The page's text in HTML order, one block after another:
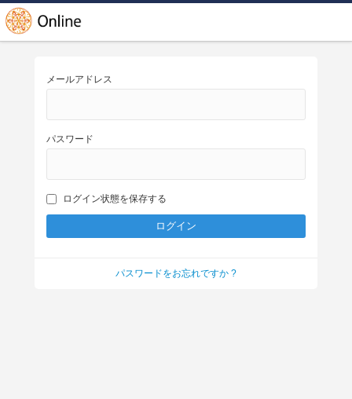
メールアドレス
パスワード
ログイン状態を保存する
パスワードをお忘れですか ?